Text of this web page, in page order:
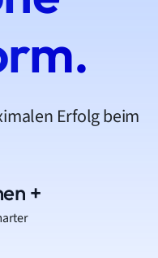
Erfolg beim
+